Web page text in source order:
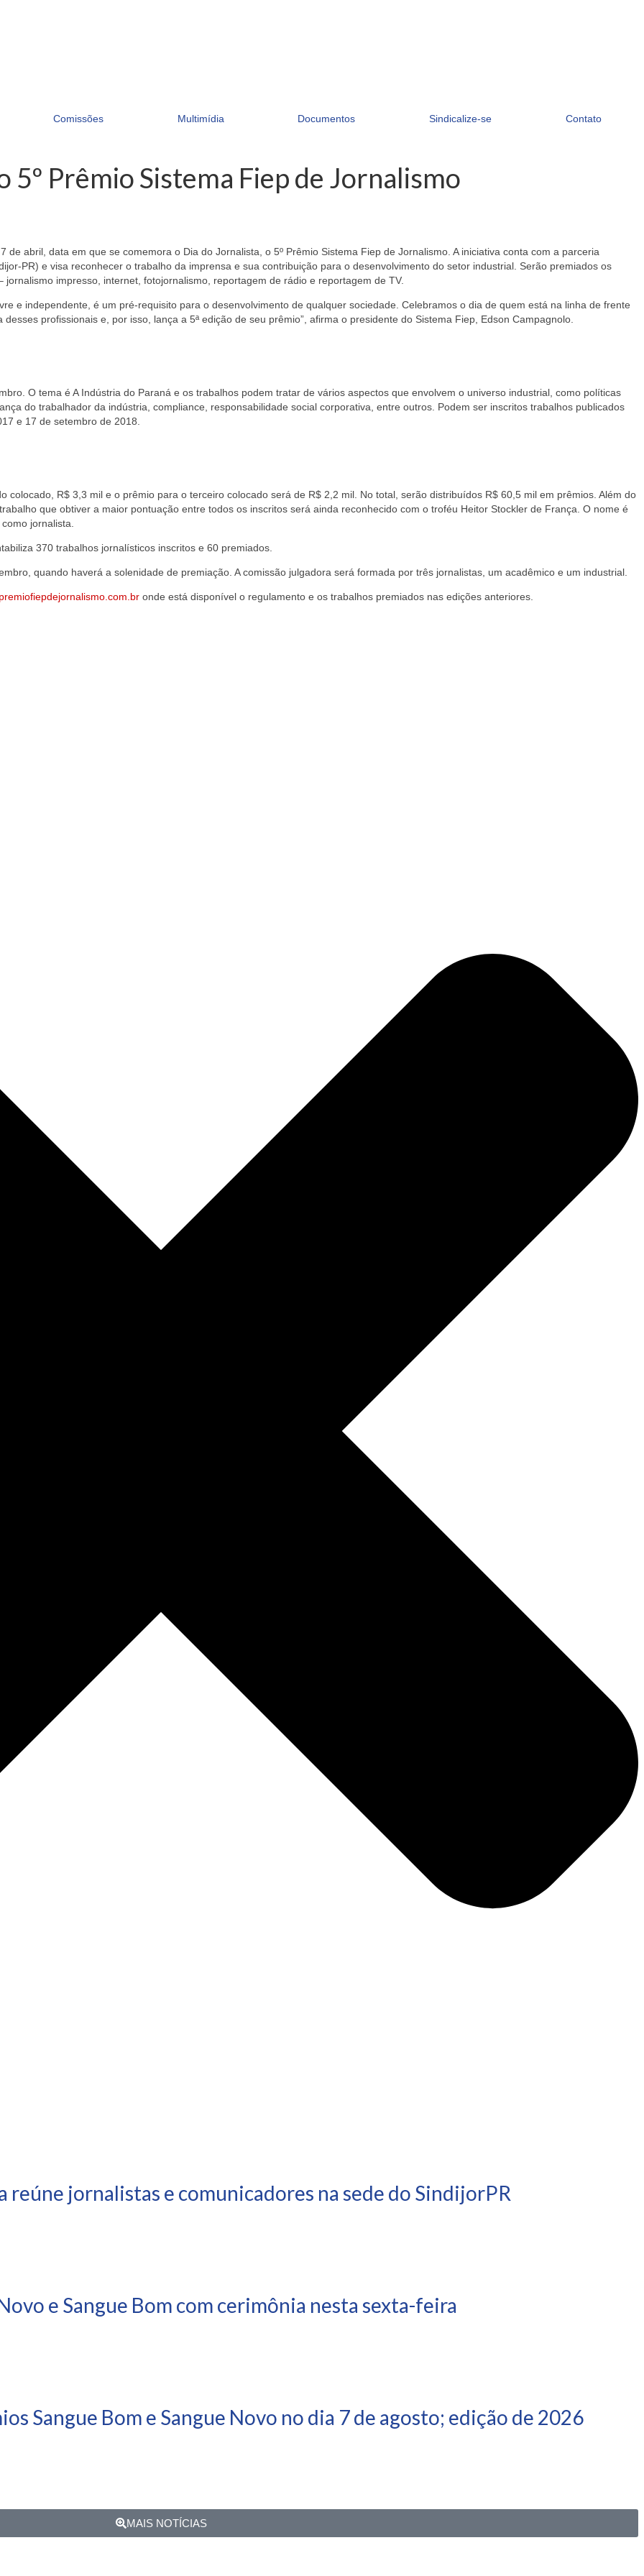
Comissões Multimídia Documentos Sindicalize-se Contato
5º Prêmio Sistema Fiep de Jornalismo
abril, data em que se comemora o Dia do Jornalista, o 5º Prêmio Sistema Fiep de Jornalismo. A iniciativa conta com a parceria
PR) e visa reconhecer o trabalho da imprensa e sua contribuição para o desenvolvimento do setor industrial. Serão premiados os
impresso, internet, fotojornalismo, reportagem de rádio e reportagem de TV.
e independente, é um pré-requisito para o desenvolvimento de qualquer sociedade. Celebramos o dia de quem está na linha de frente
profissionais e, por isso, lança a 5ª edição de seu prêmio”, afirma o presidente do Sistema Fiep, Edson Campagnolo.
O tema é A Indústria do Paraná e os trabalhos podem tratar de vários aspectos que envolvem o universo industrial, como políticas
do trabalhador da indústria, compliance, responsabilidade social corporativa, entre outros. Podem ser inscritos trabalhos publicados
e 17 de setembro de 2018.
R$ 3,3 mil e o prêmio para o terceiro colocado será de R$ 2,2 mil. No total, serão distribuídos R$ 60,5 mil em prêmios. Além do
que obtiver a maior pontuação entre todos os inscritos será ainda reconhecido com o troféu Heitor Stockler de França. O nome é
jornalista.
370 trabalhos jornalísticos inscritos e 60 premiados.
quando haverá a solenidade de premiação. A comissão julgadora será formada por três jornalistas, um acadêmico e um industrial.
onde está disponível o regulamento e os trabalhos premiados nas edições anteriores.
jornalistas e comunicadores na sede do SindijorPR
e Sangue Bom com cerimônia nesta sexta-feira
Sangue Bom e Sangue Novo no dia 7 de agosto; edição de 2026
MAIS NOTÍCIAS